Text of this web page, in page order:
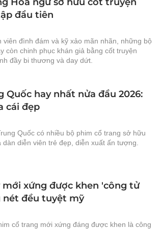
đầu tiên
viên đình đám và kỹ xảo mãn nhãn, những bộ
còn chinh phục khán giả bằng cốt truyện
đầy bi thương và day dứt.
Quốc hay nhất nửa đầu 2026:
cái đẹp
Quốc có nhiều bộ phim cổ trang sở hữu
diễn viên trẻ đẹp, diễn xuất ấn tượng.
xứng được khen 'công tử
nét đều tuyệt mỹ
cổ trang mới xứng đáng được khen là công